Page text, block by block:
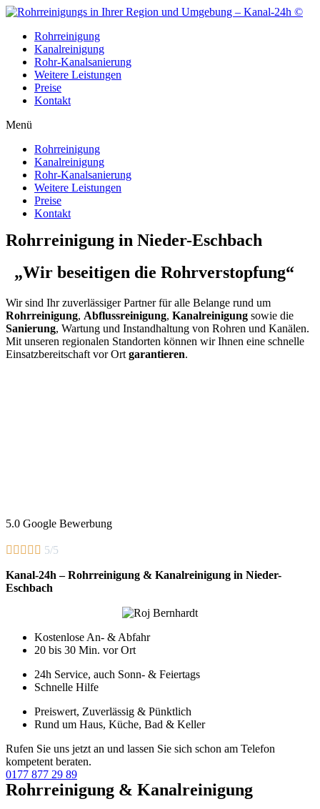
Zum
wechselnRohrreinigung
Kanalreinigung
Rohr-Kanalsanierung
Weitere Leistungen
Preise
Kontakt
Menü
Rohrreinigung
Kanalreinigung
Rohr-Kanalsanierung
Weitere Leistungen
Preise
Kontakt
Rohrreinigung in Nieder-Eschbach
„Wir beseitigen die Rohrverstopfung“
Wir sind Ihr zuverlässiger Partner für alle Belange rund um
Rohrreinigung, Abflussreinigung, Kanalreinigung sowie die
Sanierung, Wartung und Instandhaltung von Rohren und Kanälen.
Mit unseren regionalen Standorten können wir Ihnen eine schnelle
Einsatzbereitschaft vor Ort garantieren.
5.0 Google Bewerbung
     5/5
Kanal-24h – Rohrreinigung & Kanalreinigung in Nieder-
Eschbach
Kostenlose An- & Abfahr
20 bis 30 Min. vor Ort
24h Service, auch Sonn- & Feiertags
Schnelle Hilfe
Preiswert, Zuverlässig & Pünktlich
Rund um Haus, Küche, Bad & Keller
Rufen Sie uns jetzt an und lassen Sie sich schon am Telefon
kompetent beraten.
0177 877 29 89
Rohrreinigung & Kanalreinigung